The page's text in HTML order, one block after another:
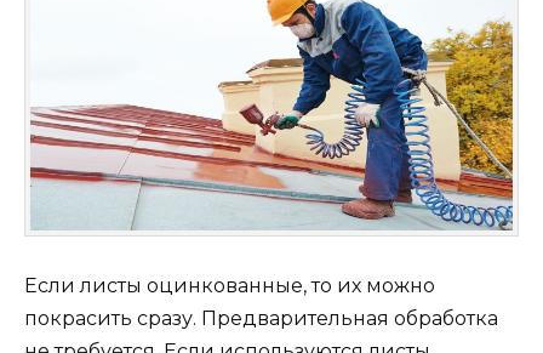
Если листы оцинкованные, то их можно
покрасить сразу. Предварительная обработка